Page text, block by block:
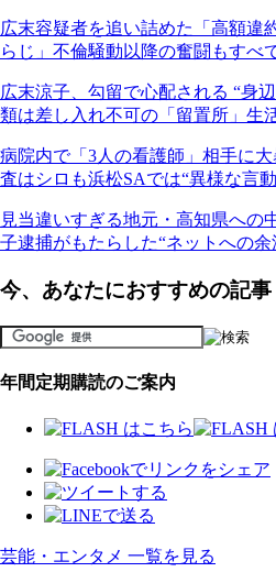
広末容疑者を追い詰めた「高額違
らじ」不倫騒動以降の奮闘もすべ
広末涼子、勾留で心配される “身
類は差し入れ不可の「留置所」生
病院内で「3人の看護師」相手に
査はシロも浜松SAでは“異様な言
見当違いすぎる地元・高知県への
子逮捕がもたらした“ネットへの余
今、あなたにおすすめの記事
年間定期購読のご案内
芸能・エンタメ 一覧を見る